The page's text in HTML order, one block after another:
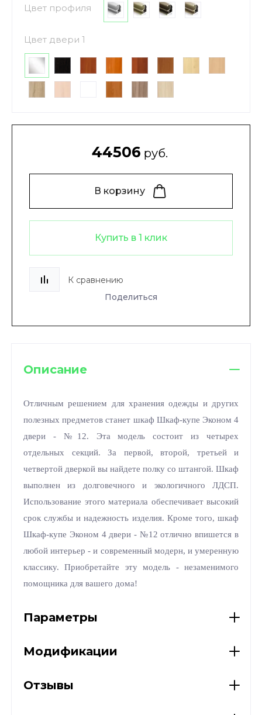
Цвет профиля
Цвет двери 1
44506 руб.
В корзину
Купить в 1 клик
К сравнению
Поделиться
Описание
Отличным решением для хранения одежды и других
полезных предметов станет шкаф Шкаф-купе Эконом 4
двери - №12. Эта модель состоит из четырех
отдельных секций. За первой, второй, третьей и
четвертой дверкой вы найдете полку со штангой. Шкаф
выполнен из долговечного и экологичного ЛДСП.
Использование этого материала обеспечивает высокий
срок службы и надежность изделия. Кроме того, шкаф
Шкаф-купе Эконом 4 двери - №12 отлично впишется в
любой интерьер - и современный модерн, и умеренную
классику. Приобретайте эту модель - незаменимого
помощника для вашего дома!
Параметры
Модификации
Отзывы